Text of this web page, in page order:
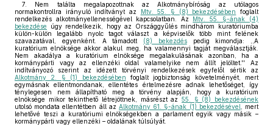
7. Nem találta megalapozottnak az Alkotmánybíróság az utólagos
normakontrollra irányuló indítványt az
Mtv. 55. § (8) bekezdésében
foglalt
rendelkezés alkotmányellenességével kapcsolatban. Az Mtv. 55. §-ának (4)
bekezdése úgy rendelkezik, hogy az Országgyűlés mindhárom kuratóriumba
külön-külön legalább nyolc tagot választ a képviselők több mint felének
szavazatával, egyenként. A támadott (8) bekezdéspedig kimondja: ,,A
kuratórium elnöksége akkor alakul meg, ha valamennyi tagját megválasztják.
Nem akadálya a kuratórium elnöksége megalakulásának azonban, ha a
kormánypárti vagy az ellenzéki oldal valamelyike nem állít jelöltet.'' Az
indítványozó szerint az idézett törvényi rendelkezések egyfelől sértik az
Alkotmány 2. § (1) bekezdésében foglalt jogbiztonság követelményét, mert
egymásnak ellentmondanak, ellentétes értelmezésre adnak lehetőséget, így
ténylegesen nem állapítható meg a törvény alapján, hogy a kuratórium
elnöksége mikor tekinthető létrejöttnek, másrészt az 55. § (8) bekezdésének
utolsó mondata ellentétben áll az Alkotmány 61. §-ának (1) bekezdésével , mert
lehetővé teszi a kuratóriumi elnökségekben a parlament egyik vagy másik –
kormánypárti vagy ellenzéki – oldalának túlsúlyát.